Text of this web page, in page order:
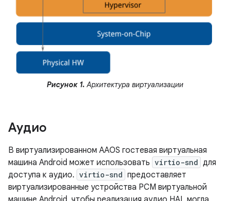
Рисунок 1. Архитектура виртуализации
Аудио
В виртуализированном AAOS гостевая виртуальная
машина Android может использовать virtio-snd для
доступа к аудио. virtio-snd предоставляет
виртуализированные устройства PCM виртуальной